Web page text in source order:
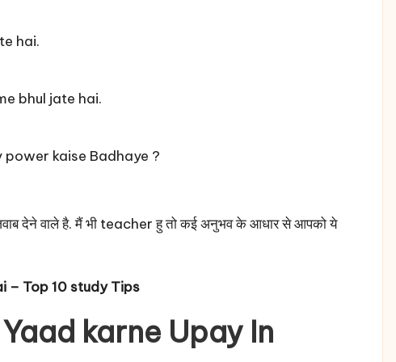
hai.
bhul jate hai.
power kaise Badhaye ?
देने वाले है. मैं भी teacher हु तो कई अनुभव के आधार से आपको ये
– Top 10 study Tips
karne Upay In